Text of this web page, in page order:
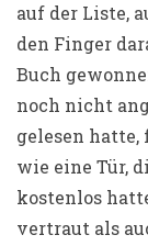
auf der Liste,
den Finger
Buch
noch nicht
gelesen
wie eine Tür,
kostenlos
vertraut als